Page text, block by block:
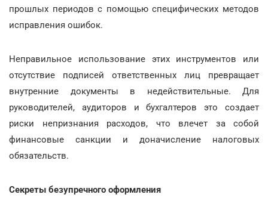
прошлых периодов с помощью специфических методов
исправления ошибок.
Неправильное использование этих инструментов или
отсутствие подписей ответственных лиц превращает
внутренние документы в недействительные. Для
руководителей, аудиторов и бухгалтеров это создает
риски непризнания расходов, что влечет за собой
финансовые санкции и доначисление налоговых
обязательств.
Секреты безупречного оформления